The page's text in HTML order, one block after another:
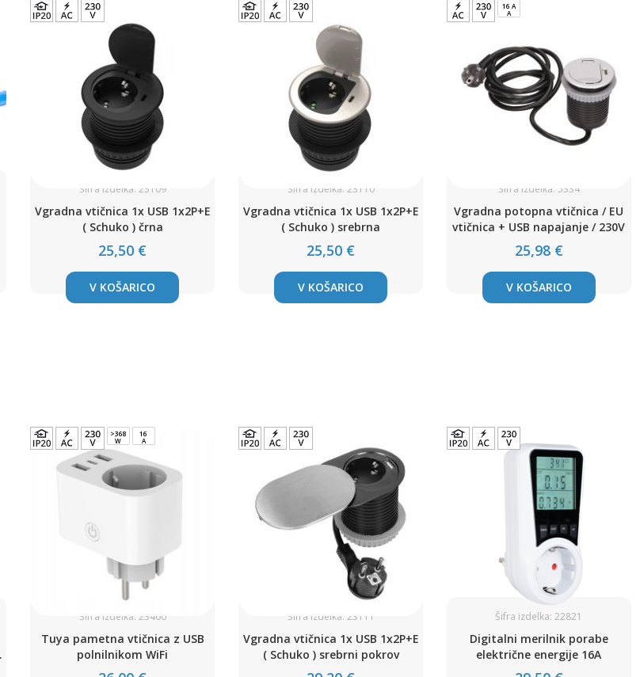
Šifra izdelka: 23109
Vgradna vtičnica 1x USB 1x2P+E
( Schuko ) črna
25,50 €
V KOŠARICO
Šifra izdelka: 23110
Vgradna vtičnica 1x USB 1x2P+E
( Schuko ) srebrna
25,50 €
V KOŠARICO
16 A
A
Šifra izdelka: 5334
Vgradna potopna vtičnica / EU
vtičnica + USB napajanje / 230V
25,98 €
V KOŠARICO
>368
W
16
A
Šifra izdelka: 23460
Tuya pametna vtičnica z USB
polnilnikom WiFi
Šifra izdelka: 23111
Vgradna vtičnica 1x USB 1x2P+E
( Schuko ) srebrni pokrov
Šifra izdelka: 22821
Digitalni merilnik porabe
električne energije 16A